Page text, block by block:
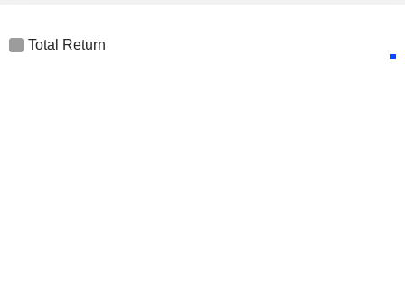
Total Return